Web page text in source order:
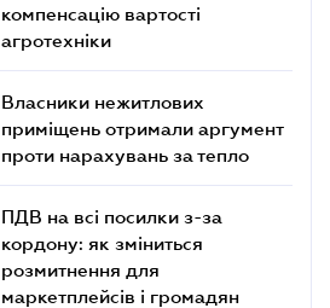
компенсацію вартості
агротехніки
Власники нежитлових
приміщень отримали аргумент
проти нарахувань за тепло
ПДВ на всі посилки з-за
кордону: як зміниться
розмитнення для
маркетплейсів і громадян